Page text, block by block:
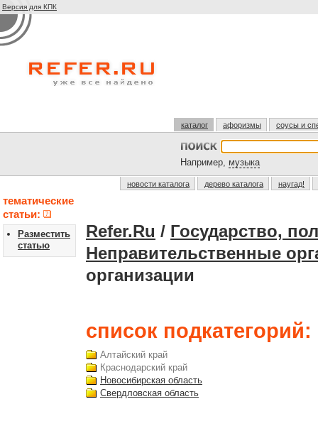
Версия для КПК
каталог афоризмы соусы и
Например, музыка
новости каталога дерево каталога наугад!
тематические
статьи:
Разместить
статью
Refer.Ru / Государство,
Неправительственные
организации
список подкатегорий:
Алтайский край
Краснодарский край
Новосибирская область
Свердловская область